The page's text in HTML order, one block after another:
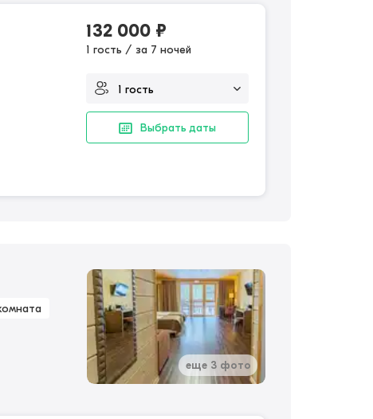
132 000 ₽
1 гость / за 7 ночей
Выбрать даты
еще 3 фото